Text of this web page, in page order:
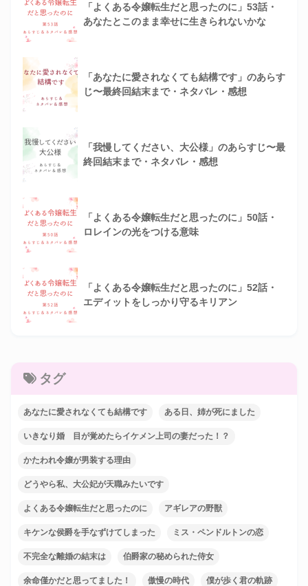
「よくある令嬢転生だと思ったのに」53話・
あなたとこのまま幸せに生きられないかな
「あなたに愛されなくても結構です」のあらす
じ〜最終回結末まで・ネタバレ・感想
「我慢してください、大公様」のあらすじ〜最
終回結末まで・ネタバレ・感想
「よくある令嬢転生だと思ったのに」50話・
ロレインの光をつける意味
「よくある令嬢転生だと思ったのに」52話・
エディットをしっかり守るキリアン
タグ
あなたに愛されなくても結構です ある日、姉が死にました
いきなり婚 目が覚めたらイケメン上司の妻だった！？
かたわれ令嬢が男装する理由
どうやら私、大公妃が天職みたいです
よくある令嬢転生だと思ったのに アギレアの野獣
キケンな侯爵を手なずけてしまった ミス・ペンドルトンの恋
不完全な離婚の結末は 伯爵家の秘められた侍女
余命僅かだと思ってました！ 傲慢の時代 僕が歩く君の軌跡